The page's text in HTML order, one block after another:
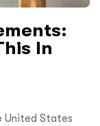
In
United States